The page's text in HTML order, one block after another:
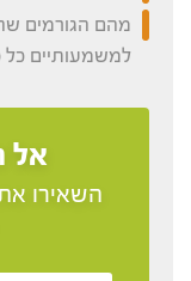
מהם הגורמים
למשמעותיים כל
אל
השאירו